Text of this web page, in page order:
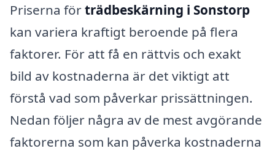
Priserna förträdbeskärning i Sonstorp
kan variera kraftigt beroende på flera
faktorer. För att få en rättvis och exakt
bild av kostnaderna är det viktigt att
förstå vad som påverkar prissättningen.
Nedan följer några av de mest avgörande
faktorerna som kan påverka kostnaderna